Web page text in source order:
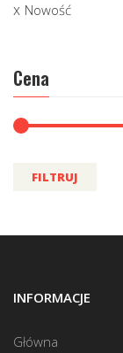
Nowość
Cena
FILTRUJ
INFORMACJE
Główna